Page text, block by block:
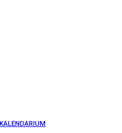
KALENDARIUM